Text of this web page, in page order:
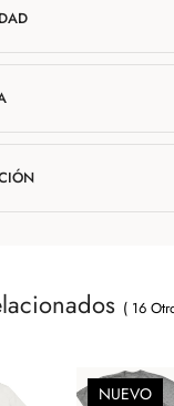
( 16
NUEVO